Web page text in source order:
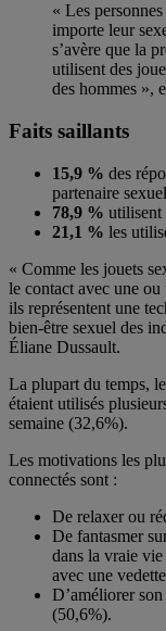
« Les
importe leur
s’avère que la
utilisent des
des hommes »,
Faits saillants
15,9 % des
partenaire
78,9 % utilisent
21,1 % les
« Comme les jouets
le contact avec une
ils représentent une
bien-être sexuel des
Éliane Dussault.
La plupart du temps,
étaient utilisés
semaine (32,6%).
Les motivations les
connectés sont :
De relaxer ou
De fantasmer
dans la vraie
avec une
D’améliorer
(50,6%).